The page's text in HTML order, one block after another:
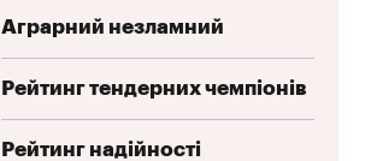
Аграрний незламний
Рейтинг тендерних чемпіонів
Рейтинг надійності